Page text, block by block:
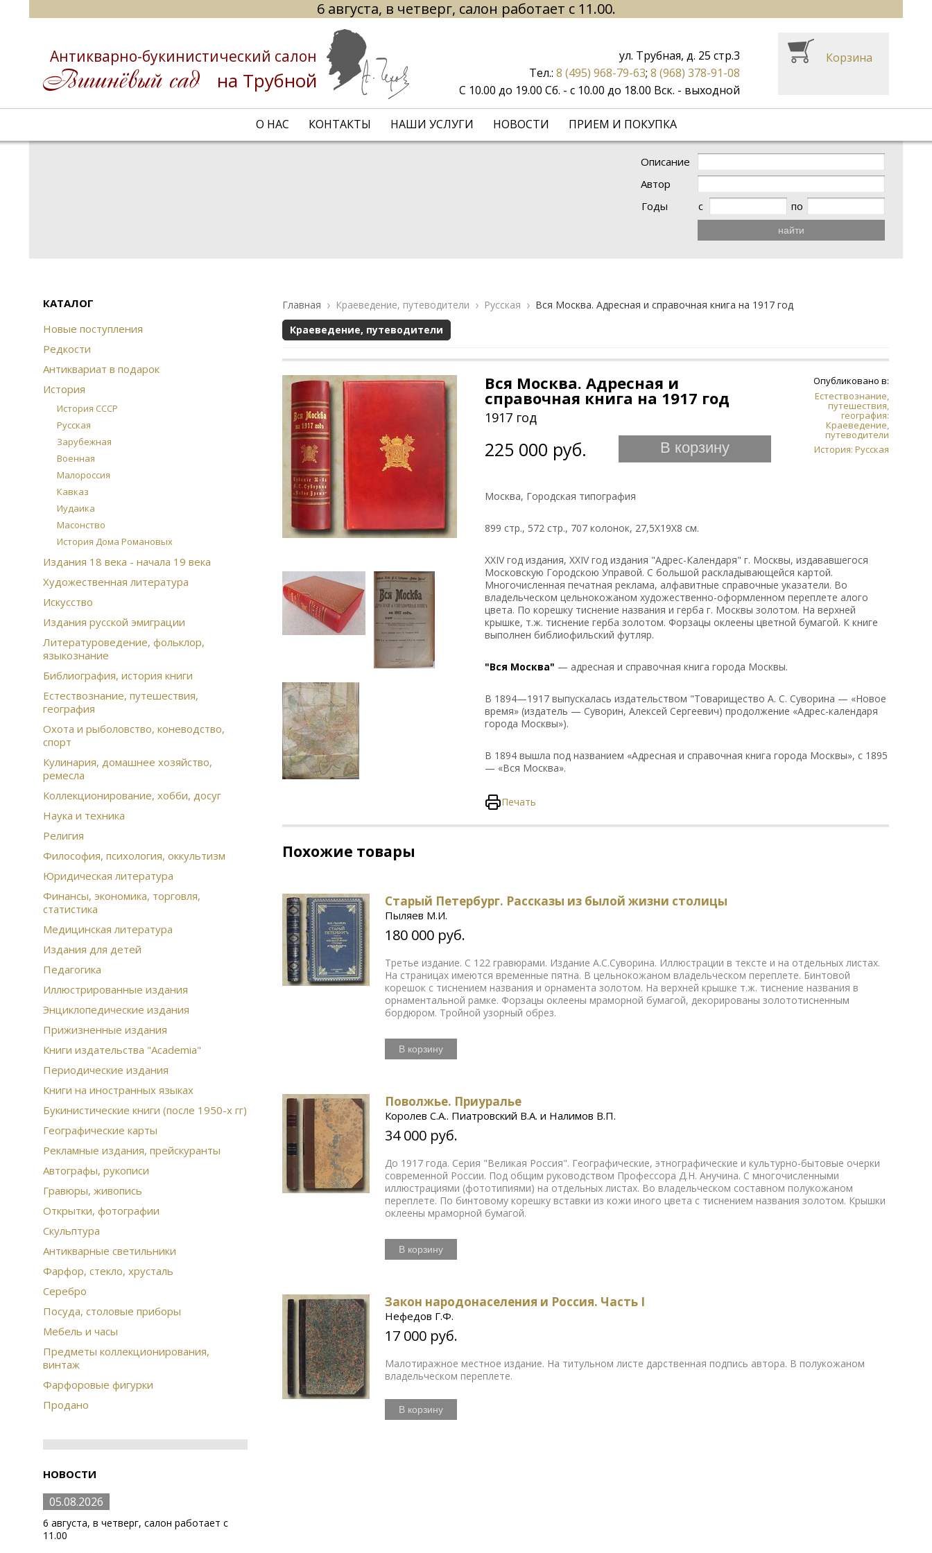
6 августа, в четверг, салон работает с 11.00.
Антикварно-букинистический салон
на Трубной
О НАС КОНТАКТЫ НАШИ УСЛУГИ НОВОСТИ ПРИЕМ И ПОКУПКА
ул. Трубная, д. 25 стр.3
Тел.: 8 (495) 968-79-63; 8 (968) 378-91-08
С 10.00 до 19.00 Сб. - с 10.00 до 18.00 Вск. - выходной
Корзина
Описание
Автор
Годы
с по
найти
КАТАЛОГ
Новые поступления
Редкости
Антиквариат в подарок
История
История СССР
Русская
Зарубежная
Военная
Малороссия
Кавказ
Иудаика
Масонство
История Дома Романовых
Издания 18 века - начала 19 века
Художественная литература
Искусство
Издания русской эмиграции
Литературоведение, фольклор,
языкознание
Библиография, история книги
Естествознание, путешествия,
география
Охота и рыболовство, коневодство,
спорт
Кулинария, домашнее хозяйство,
ремесла
Коллекционирование, хобби, досуг
Наука и техника
Религия
Философия, психология, оккультизм
Юридическая литература
Финансы, экономика, торговля,
статистика
Медицинская литература
Издания для детей
Педагогика
Иллюстрированные издания
Энциклопедические издания
Прижизненные издания
Книги издательства "Academia"
Периодические издания
Книги на иностранных языках
Букинистические книги (после 1950-х гг)
Географические карты
Рекламные издания, прейскуранты
Автографы, рукописи
Гравюры, живопись
Открытки, фотографии
Скульптура
Антикварные светильники
Фарфор, стекло, хрусталь
Серебро
Посуда, столовые приборы
Мебель и часы
Предметы коллекционирования,
винтаж
Фарфоровые фигурки
Продано
НОВОСТИ
05.08.2026
6 августа, в четверг, салон работает с
11.00
Главная Краеведение, путеводители Русская
Вся Москва. Адресная и справочная книга на 1917 год
Краеведение, путеводители
Опубликовано в:
Естествознание,
путешествия,
география:
Краеведение,
путеводители
История: Русская
Вся Москва. Адресная и
справочная книга на 1917 год
1917 год
225 000 руб. В корзину
Москва, Городская типография
899 стр., 572 стр., 707 колонок, 27,5Х19Х8 см.
ХХIV год издания, XXIV год издания "Адрес-Календаря" г. Москвы, издававшегося
Московскую Городскою Управой. С большой раскладывающейся картой.
Многочисленная печатная реклама, алфавитные справочные указатели. Во
владельческом цельнокожаном художественно-оформленном переплете алого
цвета. По корешку тиснение названия и герба г. Москвы золотом. На верхней
крышке, т.ж. тиснение герба золотом. Форзацы оклеены цветной бумагой. К книге
выполнен библиофильский футляр.
"Вся Москва" — адресная и справочная книга города Москвы.
В 1894—1917 выпускалась издательством "Товарищество А. С. Суворина — «Новое
время» (издатель — Суворин, Алексей Сергеевич) продолжение «Адрес-календаря
города Москвы»).
В 1894 вышла под названием «Адресная и справочная книга города Москвы», с 1895
— «Вся Москва».
Печать
Похожие товары
Старый Петербург. Рассказы из былой жизни столицы
Пыляев М.И.
180 000 руб.
Третье издание. С 122 гравюрами. Издание А.С.Суворина. Иллюстрации в тексте и на отдельных листах.
На страницах имеются временные пятна. В цельнокожаном владельческом переплете. Бинтовой
корешок с тиснением названия и орнамента золотом. На верхней крышке т.ж. тиснение названия в
орнаментальной рамке. Форзацы оклеены мраморной бумагой, декорированы золототисненным
бордюром. Тройной узорный обрез.
В корзину
Поволжье. Приуралье
Королев С.А.. Пиатровский В.А. и Налимов В.П.
34 000 руб.
До 1917 года. Серия "Великая Россия". Географические, этнографические и культурно-бытовые очерки
современной России. Под общим руководством Профессора Д.Н. Анучина. С многочисленными
иллюстрациями (фототипиями) на отдельных листах. Во владельческом составном полукожаном
переплете. По бинтовому корешку вставки из кожи иного цвета с тиснением названия золотом. Крышки
оклеены мраморной бумагой.
В корзину
Закон народонаселения и Россия. Часть I
Нефедов Г.Ф.
17 000 руб.
Малотиражное местное издание. На титульном листе дарственная подпись автора. В полукожаном
владельческом переплете.
В корзину